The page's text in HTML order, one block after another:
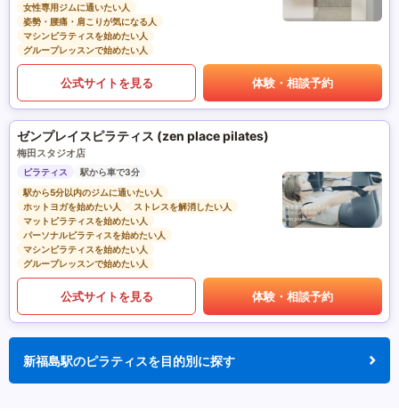
女性専用ジムに通いたい人
姿勢・腰痛・肩こりが気になる人
マシンピラティスを始めたい人
グループレッスンで始めたい人
公式サイトを見る 体験・相談予約
ゼンプレイスピラティス (zen place pilates)
梅田スタジオ店
ピラティス
駅から車で3分
駅から5分以内のジムに通いたい人
ホットヨガを始めたい人
ストレスを解消したい人
マットピラティスを始めたい人
パーソナルピラティスを始めたい人
マシンピラティスを始めたい人
グループレッスンで始めたい人
公式サイトを見る 体験・相談予約
新福島駅のピラティスを目的別に探す